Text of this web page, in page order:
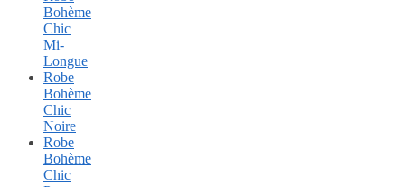
Bohème
Chic
Mi-
Longue
Robe
Bohème
Chic
Noire
Robe
Bohème
Chic